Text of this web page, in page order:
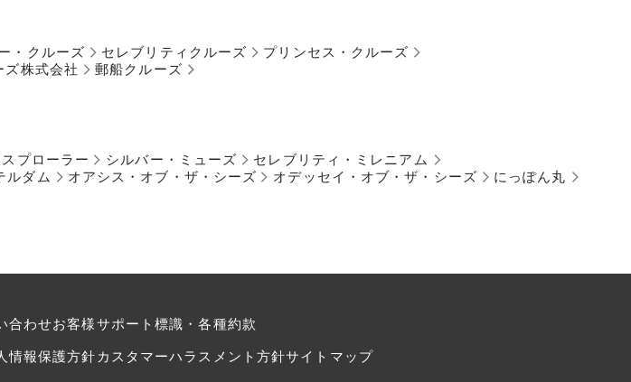
・クルーズ セレブリティクルーズ
プリンセス・クルーズ
ズ株式会社 郵船クルーズ
プローラー シルバー・ミューズ
セレブリティ・ミレニアム
ルダム オアシス・オブ・ザ・シーズ オデッセイ・オブ・ザ・シーズ
にっぽん丸
合わせお客様サポート標識・各種約款
情報保護方針 カスタマーハラスメント方針サイトマップ